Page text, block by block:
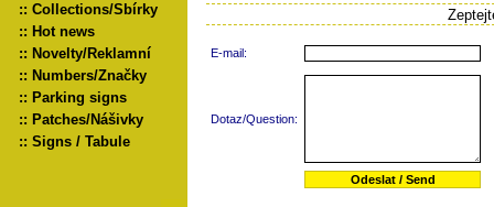
:: Collections/Sbírky
:: Hot news
:: Novelty/Reklamní
:: Numbers/Značky
:: Parking signs
:: Patches/Nášivky
:: Signs / Tabule
E-mail:
Dotaz/Question: